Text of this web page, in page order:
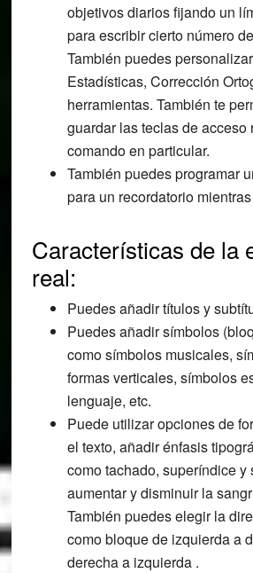
objetivos diarios fijando un
para escribir cierto número
También puedes
Estadísticas, Corrección
herramientas. También te
guardar las teclas de acceso
comando en particular.
También puedes programar
para un recordatorio
Características de la
real:
Puedes añadir títulos y
Puedes añadir símbolos
como símbolos musicales,
formas verticales, símbolos
lenguaje, etc.
Puede utilizar opciones de
el texto, añadir énfasis
como tachado, superíndice y
aumentar y disminuir la
También puedes elegir la
como bloque de izquierda a
derecha a izquierda .